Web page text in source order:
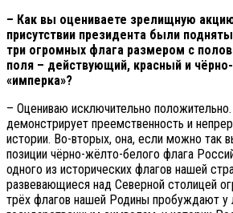
– Как вы оцениваете зрелищную
присутствии президента были
три огромных флага размером с
поля – действующий, красный и
«имперка»?
– Оцениваю исключительно
демонстрирует преемственность и
истории. Во-вторых, она, если можно так
позиции чёрно-жёлто-белого флага
одного из исторических флагов нашей
развевающиеся над Северной столицей
трёх флагов нашей Родины пробуждают у